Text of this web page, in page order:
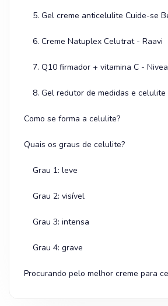
6. Creme Natuplex Celutrat - Raavi
7. Q10 firmador + vitamina C - Nivea
Como se forma a celulite?
Quais os graus de celulite?
Grau 1: leve
Grau 2: visível
Grau 3: intensa
Grau 4: grave